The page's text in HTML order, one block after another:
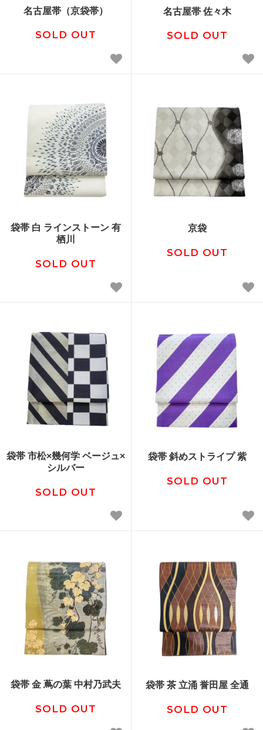
名古屋帯（京袋帯）
SOLD OUT
名古屋帯 佐々木
SOLD OUT
袋帯 白 ラインストーン 有
栖川
SOLD OUT
京袋
SOLD OUT
袋帯 市松×幾何学 ベージュ×
シルバー
SOLD OUT
袋帯 斜めストライプ 紫
SOLD OUT
袋帯 金 蔦の葉 中村乃武夫
SOLD OUT
袋帯 茶 立涌 誉田屋 全通
SOLD OUT